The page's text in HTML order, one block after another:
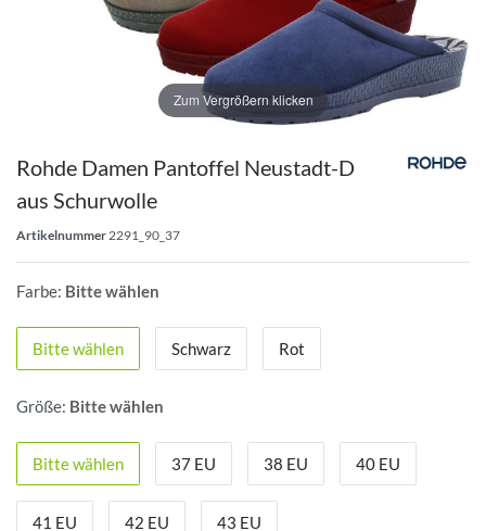
Zum Vergrößern klicken
Rohde Damen Pantoffel Neustadt-D
aus Schurwolle
Artikelnummer 2291_90_37
Farbe: Bitte wählen
Bitte wählen Schwarz Rot
Größe: Bitte wählen
Bitte wählen 37 EU 38 EU 40 EU
41 EU 42 EU 43 EU